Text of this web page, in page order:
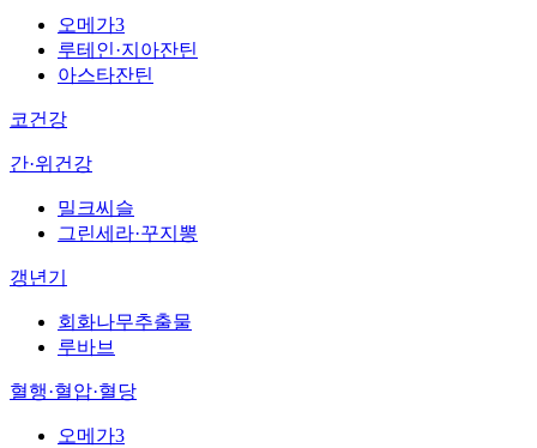
오메가3
루테인·지아잔틴
아스타잔틴
코건강
간·위건강
밀크씨슬
그린세라·꾸지뽕
갱년기
회화나무추출물
루바브
혈행·혈압·혈당
오메가3